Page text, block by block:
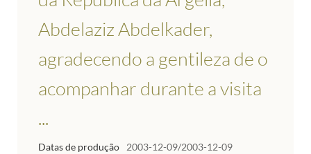
Abdelaziz Abdelkader,
agradecendo a gentileza de o
acompanhar durante a visita
...
Datas de produção
2003-12-09/2003-12-09